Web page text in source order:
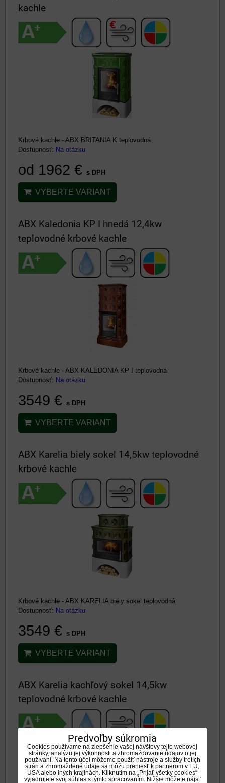
kachle
Krbové kachle - ABX BRITANIA K teplovodná
Dostupnosť: Na otázku
od 1962 € s DPH
VYBERTE VARIANT
ABX Kaledonia KP I hnedá 12,4kw
teplovodné krbové kachle
Krbové kachle - ABX KALEDONIA KP I teplovodná
Dostupnosť: Na otázku
3549 € s DPH
VYBERTE VARIANT
ABX Karelia biely sokel 14,5kw teplovodné
krbové kachle
Krbové kachle - ABX KARELIA biely sokel teplovodná
Dostupnosť: Na otázku
3549 € s DPH
VYBERTE VARIANT
ABX Karelia kachľový sokel 14,5kw
teplovodné krbové kachle
Predvoľby súkromia
Cookies používame na zlepšenie vašej návštevy tejto webovej
stránky, analýzu jej výkonnosti a zhromažďovanie údajov o jej
používaní. Na tento účel môžeme použiť nástroje a služby tretích
strán a zhromaždené údaje sa môžu preniesť k partnerom v EÚ,
USA alebo iných krajinách. Kliknutím na „Prijať všetky cookies“
vyjadrujete svoj súhlas s týmto spracovaním. Nižšie môžete nájsť